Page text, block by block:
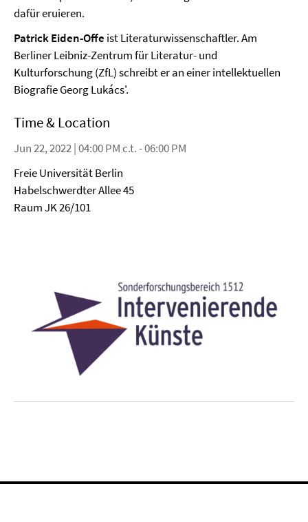
dafür eruieren.
Patrick Eiden-Offe ist Literaturwissenschaftler. Am
Berliner Leibniz-Zentrum für Literatur- und
Kulturforschung (ZfL) schreibt er an einer intellektuellen
Biografie Georg Lukács'.
Time & Location
Jun 22, 2022 | 04:00 PM c.t. - 06:00 PM
Freie Universität Berlin
Habelschwerdter Allee 45
Raum JK 26/101